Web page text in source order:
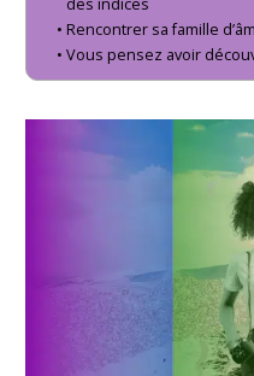
Rencontrer sa famille
Vous pensez avoir